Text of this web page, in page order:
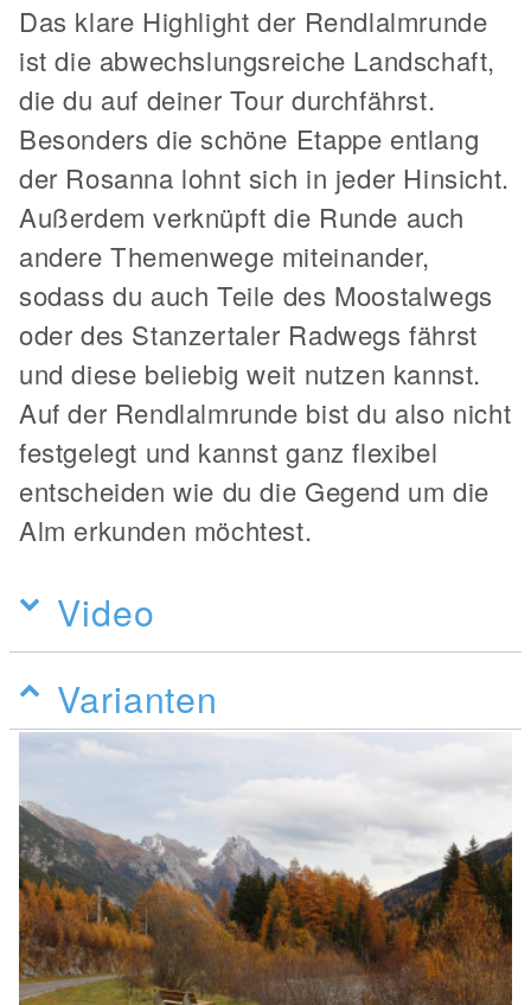
Das klare Highlight der Rendlalmrunde
ist die abwechslungsreiche Landschaft,
die du auf deiner Tour durchfährst.
Besonders die schöne Etappe entlang
der Rosanna lohnt sich in jeder Hinsicht.
Außerdem verknüpft die Runde auch
andere Themenwege miteinander,
sodass du auch Teile des Moostalwegs
oder des Stanzertaler Radwegs fährst
und diese beliebig weit nutzen kannst.
Auf der Rendlalmrunde bist du also nicht
festgelegt und kannst ganz flexibel
entscheiden wie du die Gegend um die
Alm erkunden möchtest.
Video
Varianten